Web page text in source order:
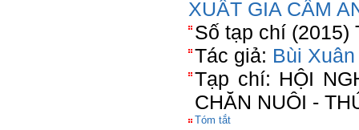
XUẤT GIA CẦM
Số tạp chí (2015)
Tác giả: Bùi
Tạp chí: HỘI
CHĂN NUÔI -
Tóm tắt